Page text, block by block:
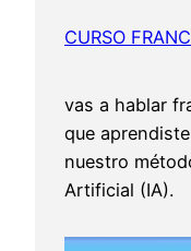
CURSO
vas a hablar
que
nuestro
Artificial (IA).